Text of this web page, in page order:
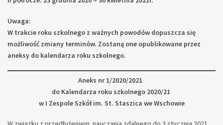
Uwaga:
W trakcie roku szkolnego z ważnych powodów dopuszcza się
możliwość zmiany terminów. Zostaną one opublikowane przez
aneksy do kalendarza roku szkolnego.
Aneks nr 1/2020/2021
do Kalendarza roku szkolnego 2020/21
w I Zespole Szkół im. St. Staszica we Wschowie